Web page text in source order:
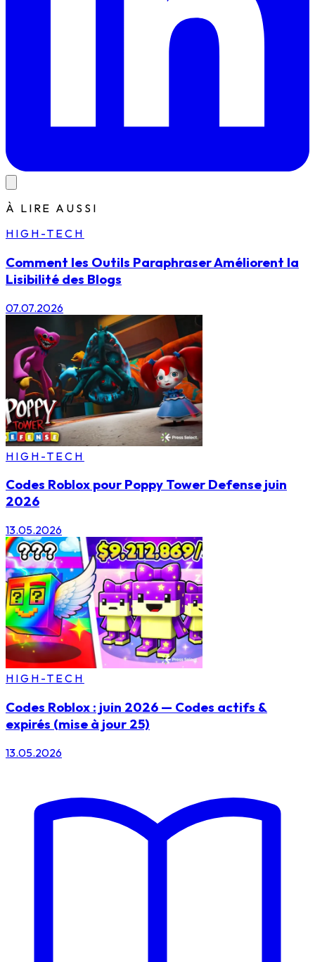
À LIRE AUSSI
HIGH-TECH
Comment les Outils Paraphraser Améliorent la
Lisibilité des Blogs
07.07.2026
HIGH-TECH
Codes Roblox pour Poppy Tower Defense juin
2026
13.05.2026
HIGH-TECH
Codes Roblox : juin 2026 — Codes actifs &
expirés (mise à jour 25)
13.05.2026